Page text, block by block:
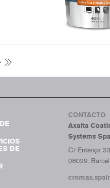
DE
CONTACTO
Axalta
Systems
C/ Entença
08029.